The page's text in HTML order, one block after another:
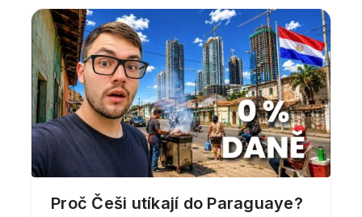
Proč Češi utíkají do Paraguaye?